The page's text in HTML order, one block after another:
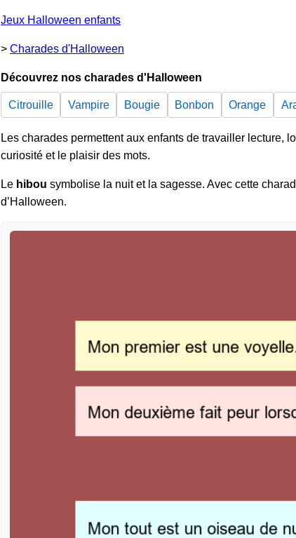
Jeux Halloween enfants
> Charades d'Halloween
Découvrez nos charades d'Halloween
Citrouille Vampire Bougie Bonbon Orange
Les charades permettent aux enfants de travailler lecture,
curiosité et le plaisir des mots.
Le hibou symbolise la nuit et la sagesse. Avec cette
d’Halloween.